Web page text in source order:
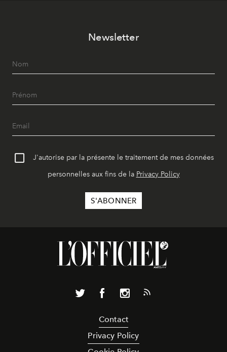
Newsletter
J'autorise par la présente le traitement de mes données
personnelles aux fins de la Privacy Policy
Contact
Privacy Policy